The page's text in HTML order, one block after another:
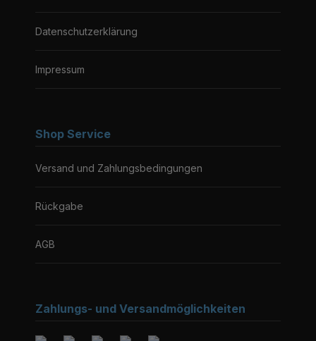
Datenschutzerklärung
Impressum
Shop Service
Versand und Zahlungsbedingungen
Rückgabe
AGB
Zahlungs- und Versandmöglichkeiten